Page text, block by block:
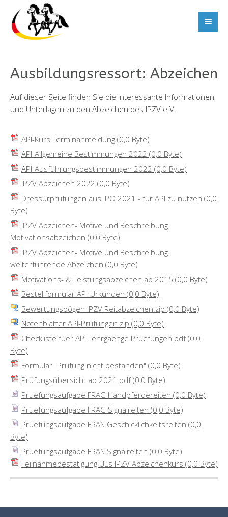
Ausbildungsressort: Abzeichen
Auf dieser Seite finden Sie die interessante Informationen
und Unterlagen zu den Abzeichen des IPZV e.V.
API-Kurs Terminanmeldung (0,0 Byte)
API-Allgemeine Bestimmungen 2022 (0,0 Byte)
API-Ausführungsbestimmungen 2022 (0,0 Byte)
IPZV Abzeichen 2022 (0,0 Byte)
Dressurprüfungen aus IPO 2021 - für API zu nutzen (0,0
Byte)
IPZV Abzeichen- Motive und Beschreibung
Motivationsabzeichen (0,0 Byte)
IPZV Abzeichen- Motive und Beschreibung
weiterführende Abzeichen (0,0 Byte)
Motivations- & Leistungsabzeichen ab 2015 (0,0 Byte)
Bestellformular API-Urkunden (0,0 Byte)
Bewertungsbögen IPZV Reitabzeichen.zip (0,0 Byte)
Notenblätter API-Prüfungen.zip (0,0 Byte)
Checkliste fuer API Lehrgaenge Pruefungen.pdf(0,0
Byte)
Formular "Prüfung nicht bestanden" (0,0 Byte)
Prüfungsübersicht ab 2021.pdf(0,0 Byte)
Pruefungsaufgabe FRAG Handpferdereiten (0,0 Byte)
Pruefungsaufgabe FRAG Signalreiten (0,0 Byte)
Pruefungsaufgabe FRAS Geschicklichkeitsreiten (0,0
Byte)
Pruefungsaufgabe FRAS Signalreiten (0,0 Byte)
Teilnahmebestätigung UEs IPZV Abzeichenkurs (0,0 Byte)